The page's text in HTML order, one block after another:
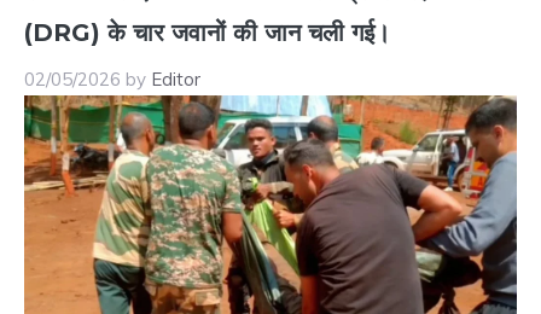
(DRG) के चार जवानों की जान चली गई।
02/05/2026 by Editor